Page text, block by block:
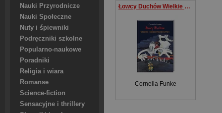
Nauki Przyrodnicze
Nauki Społeczne
Nuty i śpiewniki
Podręczniki szkolne
Popularno-naukowe
Poradniki
Religia i wiara
Romanse
Science-fiction
Sensacyjne i thrillery
Łowcy Duchów Wielkie niebezpieczeństwo t. 3
Cornelia Funke